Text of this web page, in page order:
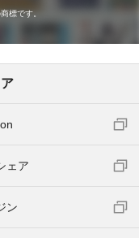
標です。
ェア
ン